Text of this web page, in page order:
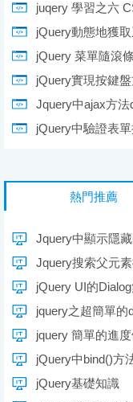
juqery 學習之六
jQuery動態地獲
jQuery 菜單隨滾
jQuery實現按鍵
Jquery中ajax方
jQuery中驗證表
熱門推薦
Jquery中顯示隱
Jquery搜索父元
jQuery UI的
jquery之超簡單的
jquery 簡單的進
jQuery中bind()方
jQuery基礎知識